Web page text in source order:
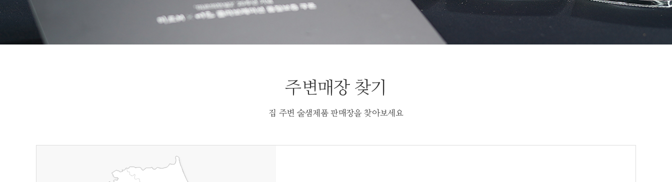
주변매장 찾기
집 주변 술샘제품 판매장을 찾아보세요